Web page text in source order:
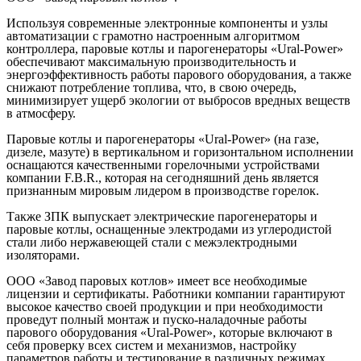
Используя современные электронные компоненты и узлы
автоматизации с грамотно настроенным алгоритмом
контроллера, паровые котлы и парогенераторы «Ural-Power»
обеспечивают максимальную производительность и
энергоэффективность работы парового оборудования, а также
снижают потребление топлива, что, в свою очередь,
минимизирует ущерб экологии от выбросов вредных веществ
в атмосферу.
Паровые котлы и парогенераторы «Ural-Power» (на газе,
дизеле, мазуте) в вертикальном и горизонтальном исполнении
оснащаются качественными горелочными устройствами
компании F.B.R., которая на сегодняшний день является
признанным мировым лидером в производстве горелок.
Также ЗПК выпускает электрические парогенераторы и
паровые котлы, оснащенные электродами из углеродистой
стали либо нержавеющей стали с межэлектродными
изоляторами.
ООО «Завод паровых котлов» имеет все необходимые
лицензии и сертификаты. Работники компании гарантируют
высокое качество своей продукции и при необходимости
проведут полный монтаж и пуско-наладочные работы
парового оборудования «Ural-Power», которые включают в
себя проверку всех систем и механизмов, настройку